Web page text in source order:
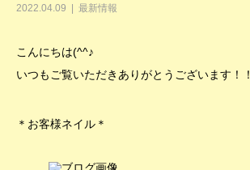
2022.04.09 最新情報
こんにちは(^^♪
いつもご覧いただきありがとうございます！！
＊お客様ネイル＊